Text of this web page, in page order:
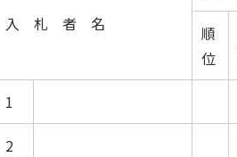
入 札 者 名
順
位
1
2